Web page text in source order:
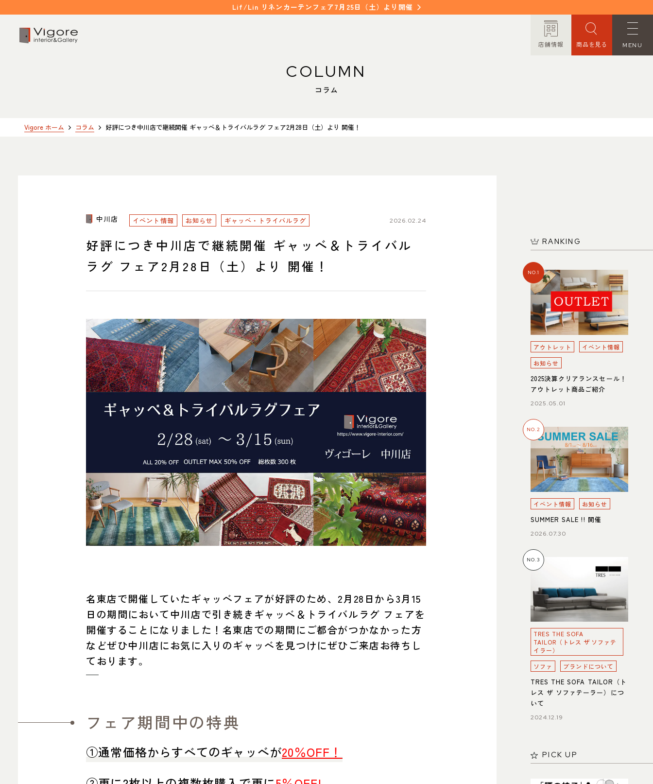
Lif/Lin リネンカーテンフェア7月25日（土）より開催
店舗情報 商品を見る MENU
EVENT / NEWS
ITEM
FAQ
SHOP INFO
Google map
営業時間
平日 11：00～18：00
土・日・祝 11：00～19：00
定休日
水曜日（祝日は営業）
電話番号
052-361-5551
〒465-0057 名古屋市名東区陸前町26
土・日・祝 11：00～19：00
COLUMN
コラム
Vigore ホーム コラム 好評につき中川店で継続開催 ギャッベ＆トライバルラグ フェア2月28日（土）より 開催！
中川店 イベント情報 お知らせ ギャッベ・トライバルラグ 2026.02.24
好評につき中川店で継続開催 ギャッベ＆トライバル
ラグ フェア2月28日（土）より 開催！
名東店で開催していたギャッベフェアが好評のため、2月28日から3月15
日の期間において中川店で引き続きギャッベ＆トライバルラグ フェアを
開催することになりました！名東店での期間にご都合がつかなかった方
などぜひ中川店にお気に入りのギャッベを見つけにぜひご来店お待ちし
ております。
フェア期間中の特典
①通常価格からすべてのギャッベが20％OFF！
RANKING
NO.1
アウトレット
イベント情報
お知らせ
2025決算クリアランスセール！
アウトレット商品ご紹介
2025.05.01
NO.2
イベント情報 お知らせ
SUMMER SALE !! 開催
2026.07.30
NO.3
TRES THE SOFA
TAILOR（トレス ザ ソファテ
イラー）
ソファ
ブランドについて
TRES THE SOFA TAILOR（ト
レス ザ ソファテーラー）につ
いて
2024.12.19
PICK UP